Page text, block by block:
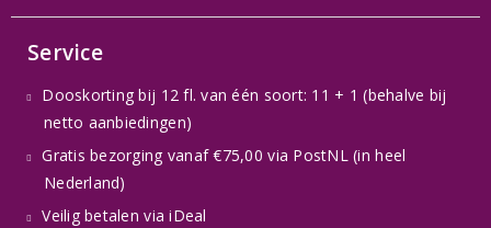
Service
Dooskorting bij 12 fl. van één soort: 11 + 1 (behalve bij
netto aanbiedingen)
Gratis bezorging vanaf €75,00 via PostNL (in heel
Nederland)
Veilig betalen via iDeal